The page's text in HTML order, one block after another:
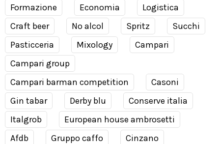
Formazione
Economia
Logistica
Craft beer
No alcol Spritz
Succhi
Pasticceria
Mixology
Campari
Campari group
Campari barman competition
Casoni
Gin tabar
Derby blu
Conserve italia
Italgrob
European house ambrosetti
Afdb
Gruppo caffo
Cinzano